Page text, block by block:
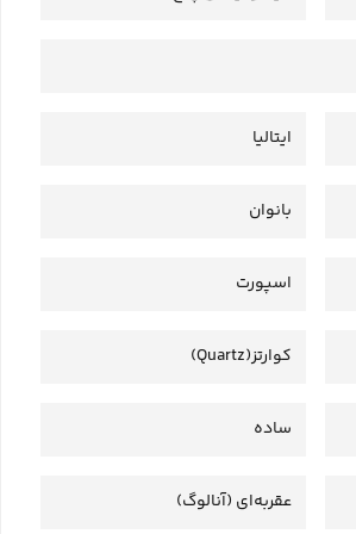
ایتالیا
بانوان
اسپورت
کوارتز(Quartz)
ساده
عقربه‌ای (آنالوگ)